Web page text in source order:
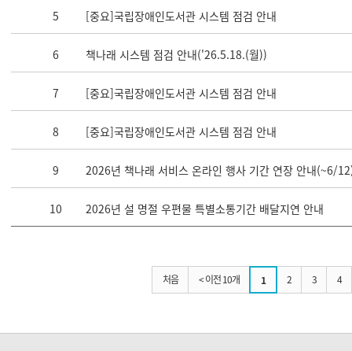
5 [중요]국립장애인도서관 시스템 점검 안내
6 책나래 시스템 점검 안내('26.5.18.(월))
7 [중요]국립장애인도서관 시스템 점검 안내
8 [중요]국립장애인도서관 시스템 점검 안내
9 2026년 책나래 서비스 온라인 행사 기간 연장 안내(~6/
10 2026년 설 명절 우편물 특별소통기간 배달지연 안내
처음 < 이전 10개 1 2 3 4